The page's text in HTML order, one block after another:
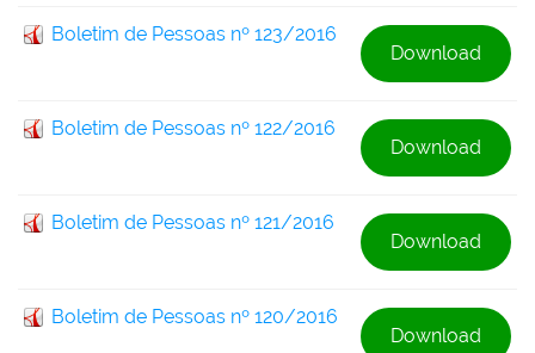
Boletim de Pessoas nº 123/2016
Download
Boletim de Pessoas nº 122/2016
Download
Boletim de Pessoas nº 121/2016
Download
Boletim de Pessoas nº 120/2016
Download